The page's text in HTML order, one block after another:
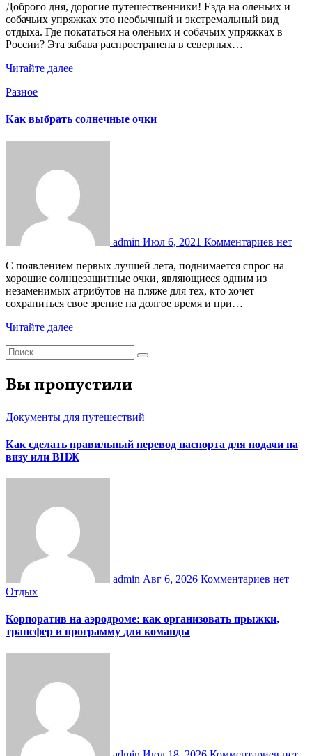
Доброго дня, дорогие путешественники! Езда на оленьих и
собачьих упряжках это необычный и экстремальный вид
отдыха. Где покататься на оленьих и собачьих упряжках в
России? Эта забава распространена в северных…
Читайте далее
Разное
Как выбрать солнечные очки
admin Июл 6, 2021 Комментариев нет
С появлением первых лучшей лета, поднимается спрос на
хорошие солнцезащитные очки, являющиеся одним из
незаменимых атрибутов на пляже для тех, кто хочет
сохраниться свое зрение на долгое время и при…
Читайте далее
Вы пропустили
Документы для путешествий
Как сделать правильный перевод паспорта для подачи на
визу или ВНЖ
admin Авг 6, 2026 Комментариев нет
Отдых
Корпоратив на аэродроме: как организовать прыжки,
трансфер и программу для команды